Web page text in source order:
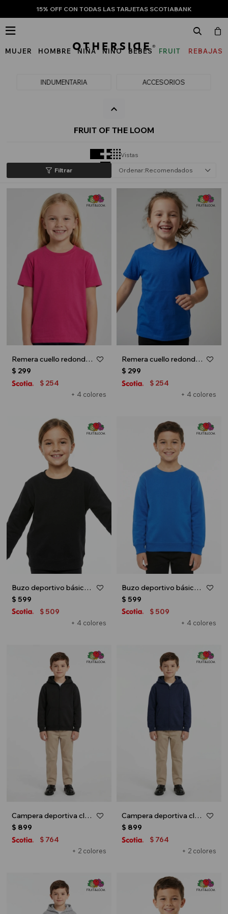
15% OFF CON TODAS LAS TARJETAS SCOTIABANK
MUJER HOMBRE NIÑA NIÑO BEBÉS
FRUIT
THE
REBAJAS

INDUMENTARIA ACCESORIOS
FRUIT OF THE LOOM
Vistas
Recomendados
Remera cuello redondo ICONIC 150 - UNISEX - Fucsia
+ 4 colores
$ 299
$ 254
Remera cuello redondo ICONIC 150 - UNISEX - Azul oscuro
+ 4 colores
$ 299
$ 254
Buzo deportivo básico escote redondo - UNISEX - Negro
+ 4 colores
$ 599
$ 509
Buzo deportivo básico escote redondo - UNISEX - Azul oscuro
+ 4 colores
$ 599
$ 509
Campera deportiva clásica con capucha - UNISEX - Negro
+ 2 colores
$ 899
$ 764
Campera deportiva clásica con capucha - UNISEX - Azul marino
+ 2 colores
$ 899
$ 764